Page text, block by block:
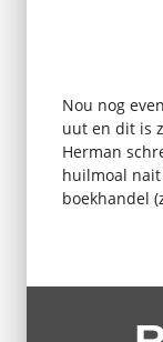
Nou nog
uut en dit is
Herman
huilmoal
boekhandel